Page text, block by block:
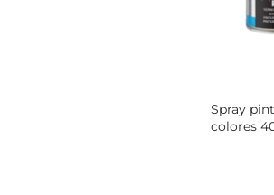
Spray
colores